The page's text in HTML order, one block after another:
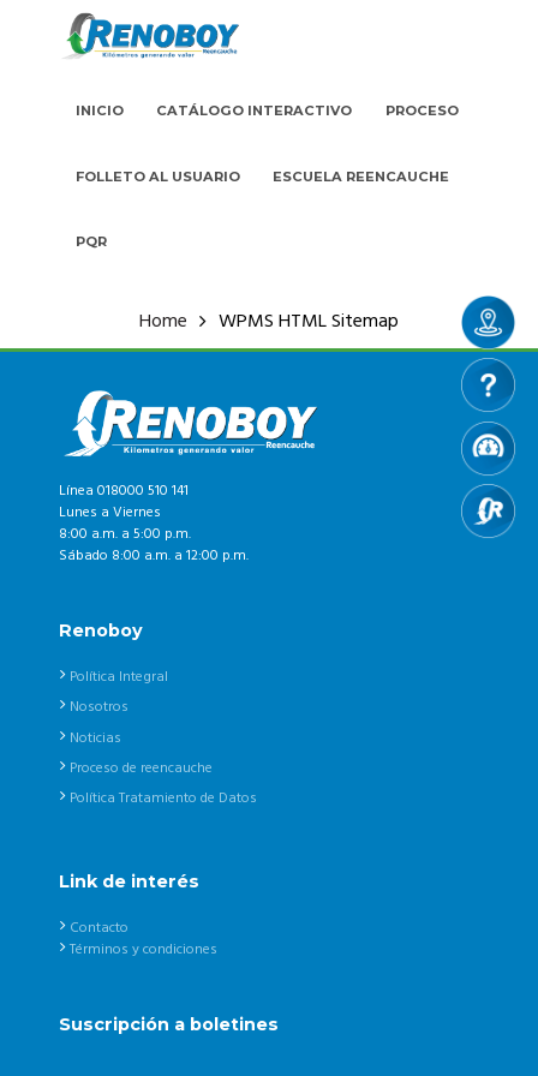
INICIO CATÁLOGO INTERACTIVO PROCESO
FOLLETO AL USUARIO ESCUELA REENCAUCHE
PQR
Home WPMS HTML Sitemap
Línea 018000 510 141
Lunes a Viernes
8:00 a.m. a 5:00 p.m.
Sábado 8:00 a.m. a 12:00 p.m.
Renoboy
Política Integral
Nosotros
Noticias
Proceso de reencauche
Política Tratamiento de Datos
Link de interés
Contacto
Términos y condiciones
Suscripción a boletines